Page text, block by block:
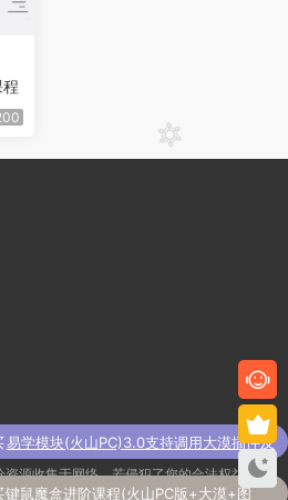
资源收集于网络，若侵犯了您的合法权益，请
苏 ICP备16034616号-2
易学模块(火山PC)3.0支持调用大漠插件及
其它常用脚本功能
键鼠魔盒进阶课程(火山PC版+大漠+图